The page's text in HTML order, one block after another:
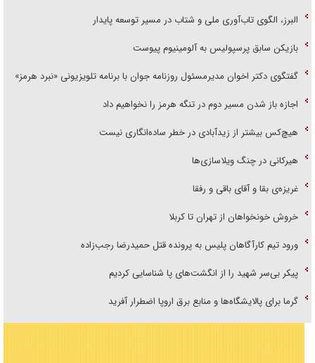
البرز، الگوی تاب‌آوری ملی و شتاب در مسیر توسعه پایدار
بازیکن سابق پرسپولیس به آلومینیوم پیوست
گفتگوی دکتر اخوان مدیرمسئول روزنامه جوان با برنامه تلویزیونی «نبرد هرمز»
اجازه باز شدن مسیر دوم در تنگه هرمز را نخواهیم داد
هیچ‌کس بیشتر از زیدآبادی در خطر ساده‌انگاری نیست
هیرکانی در چنگ ویلاسازی‌ها
غریزه‌ی بقا و آقای باقی و رفقا
خروش خونخواهان از تهران تا کربلا
ورود تیم کارآگاهان پلیس به پرونده قتل حمیدرضا رجب‌زاده
پیکر بی‌سر شهید را از انگشت‌های پا شناسایی کردیم
گرما برای پالایشگاه‌ها و منابع برق اروپا اضطرار آفرید